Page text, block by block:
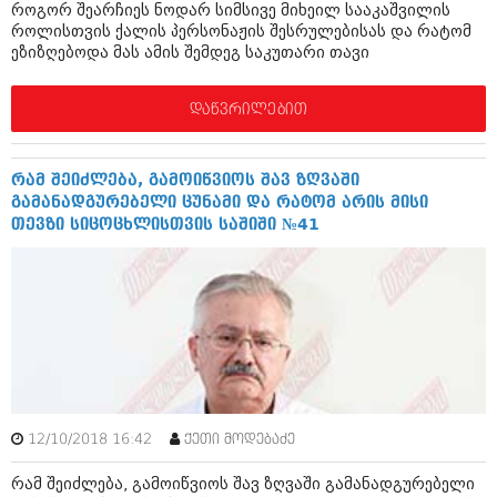
აპრილი 2012 (294)
მარტი 2012 (259)
თებერვალი 2012 (376)
იანვარი 2012 (322)
ნოემბერი 2011 (471)
ოქტომბერი 2011 (754)
აგვისტო 2011 (249)
ივლისი 2011 (400)
ივნისი 2011 (438)
აპრილი 2011 (294)
მარტი 2011 (654)
თებერვალი 2011 (329)
იანვარი 2011 (647)
დეკემბერი 2010 (881)
ნოემბერი 2010 (422)
ოქტომბერი 2010 (341)
სექტემბერი 2010 (449)
აგვისტო 2010 (461)
ივლისი 2010 (556)
როგორ შეარჩიეს ნოდარ სიმსივე მიხეილ სააკაშვილის
როლისთვის ქალის პერსონაჟის შესრულებისას და რატომ
ეზიზღებოდა მას ამის შემდეგ საკუთარი თავი
დაწვრილებით
რამ შეიძლება, გამოიწვიოს შავ ზღვაში
გამანადგურებელი ცუნამი და რატომ არის მისი
თევზი სიცოცხლისთვის საშიში №41
12/10/2018 16:42 ქეთი მოდებაძე
რამ შეიძლება, გამოიწვიოს შავ ზღვაში გამანადგურებელი